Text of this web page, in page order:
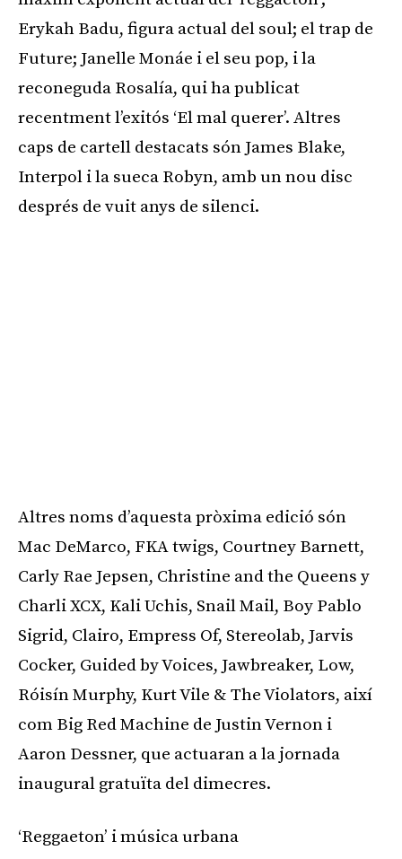
Erykah Badu, figura actual del soul; el trap de
Future; Janelle Monáe i el seu pop, i la
reconeguda Rosalía, qui ha publicat
recentment l’exitós ‘El mal querer’. Altres
caps de cartell destacats són James Blake,
Interpol i la sueca Robyn, amb un nou disc
després de vuit anys de silenci.
Altres noms d’aquesta pròxima edició són
Mac DeMarco, FKA twigs, Courtney Barnett,
Carly Rae Jepsen, Christine and the Queens y
Charli XCX, Kali Uchis, Snail Mail, Boy Pablo
Sigrid, Clairo, Empress Of, Stereolab, Jarvis
Cocker, Guided by Voices, Jawbreaker, Low,
Róisín Murphy, Kurt Vile & The Violators, així
com Big Red Machine de Justin Vernon i
Aaron Dessner, que actuaran a la jornada
inaugural gratuïta del dimecres.
‘Reggaeton’ i música urbana